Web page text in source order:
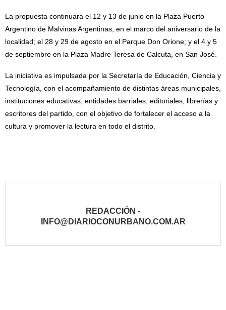
La propuesta continuará el 12 y 13 de junio en la Plaza Puerto
Argentino de Malvinas Argentinas, en el marco del aniversario de la
localidad; el 28 y 29 de agosto en el Parque Don Orione; y el 4 y 5
de septiembre en la Plaza Madre Teresa de Calcuta, en San José.
La iniciativa es impulsada por la Secretaría de Educación, Ciencia y
Tecnología, con el acompañamiento de distintas áreas municipales,
instituciones educativas, entidades barriales, editoriales, librerías y
escritores del partido, con el objetivo de fortalecer el acceso a la
cultura y promover la lectura en todo el distrito.
REDACCIÓN -
INFO@DIARIOCONURBANO.COM.AR